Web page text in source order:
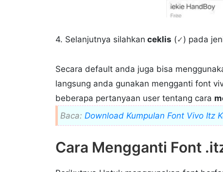
4. Selanjutnya silahkan ceklis (✓) pada
Secara default anda juga bisa
langsung anda gunakan mengganti font
beberapa pertanyaan user tentang cara
Baca: Download Kumpulan Font Vivo Itz
Cara Mengganti Font